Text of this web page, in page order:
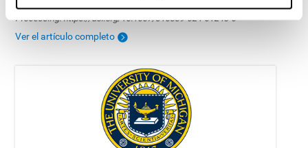
effects of cognitive training on driving performance. Cognitive
Processing. https://doi.org/10.1007/s10339-024-01245-6
Ver el artículo completo